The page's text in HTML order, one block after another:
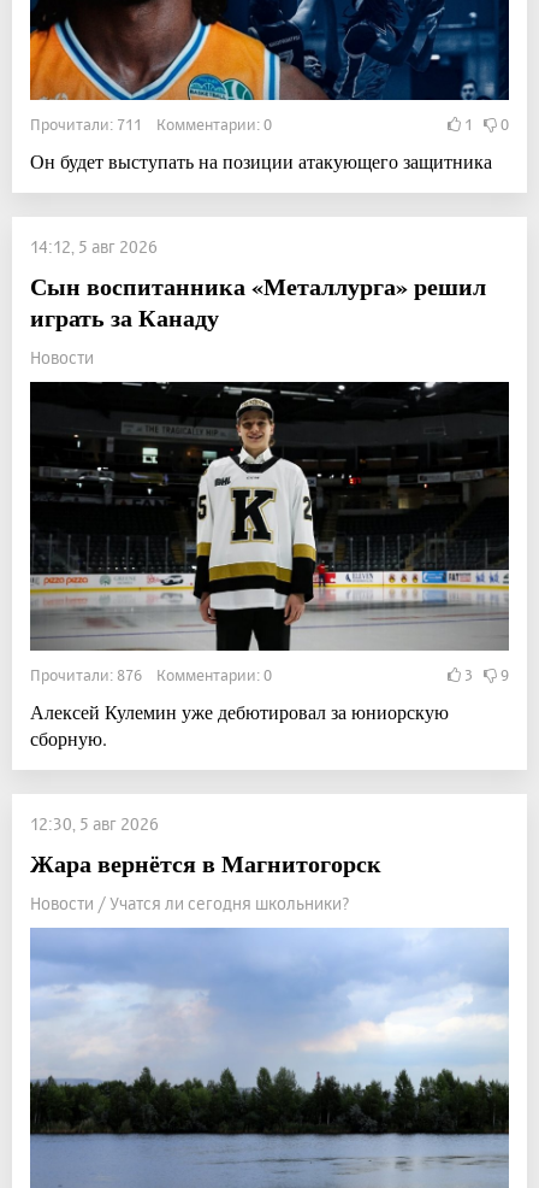
Прочитали: 711 Комментарии: 0 1 0
Он будет выступать на позиции атакующего защитника
14:12, 5 авг 2026
Сын воспитанника «Металлурга» решил
играть за Канаду
Новости
Прочитали: 876 Комментарии: 0 3 9
Алексей Кулемин уже дебютировал за юниорскую
сборную.
12:30, 5 авг 2026
Жара вернётся в Магнитогорск
Новости / Учатся ли сегодня школьники?